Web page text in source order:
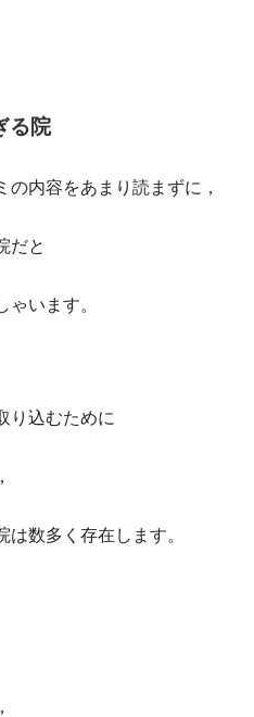
る院
内容をあまり読まずに，
だと
います。
り込むために
数多く存在します。